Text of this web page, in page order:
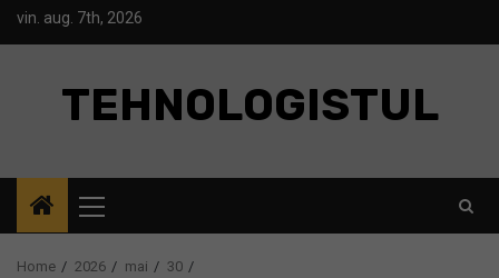
Skipvin. aug. 7th, 2026
TEHNOLOGISTUL
Menu
Home 2026 mai
30